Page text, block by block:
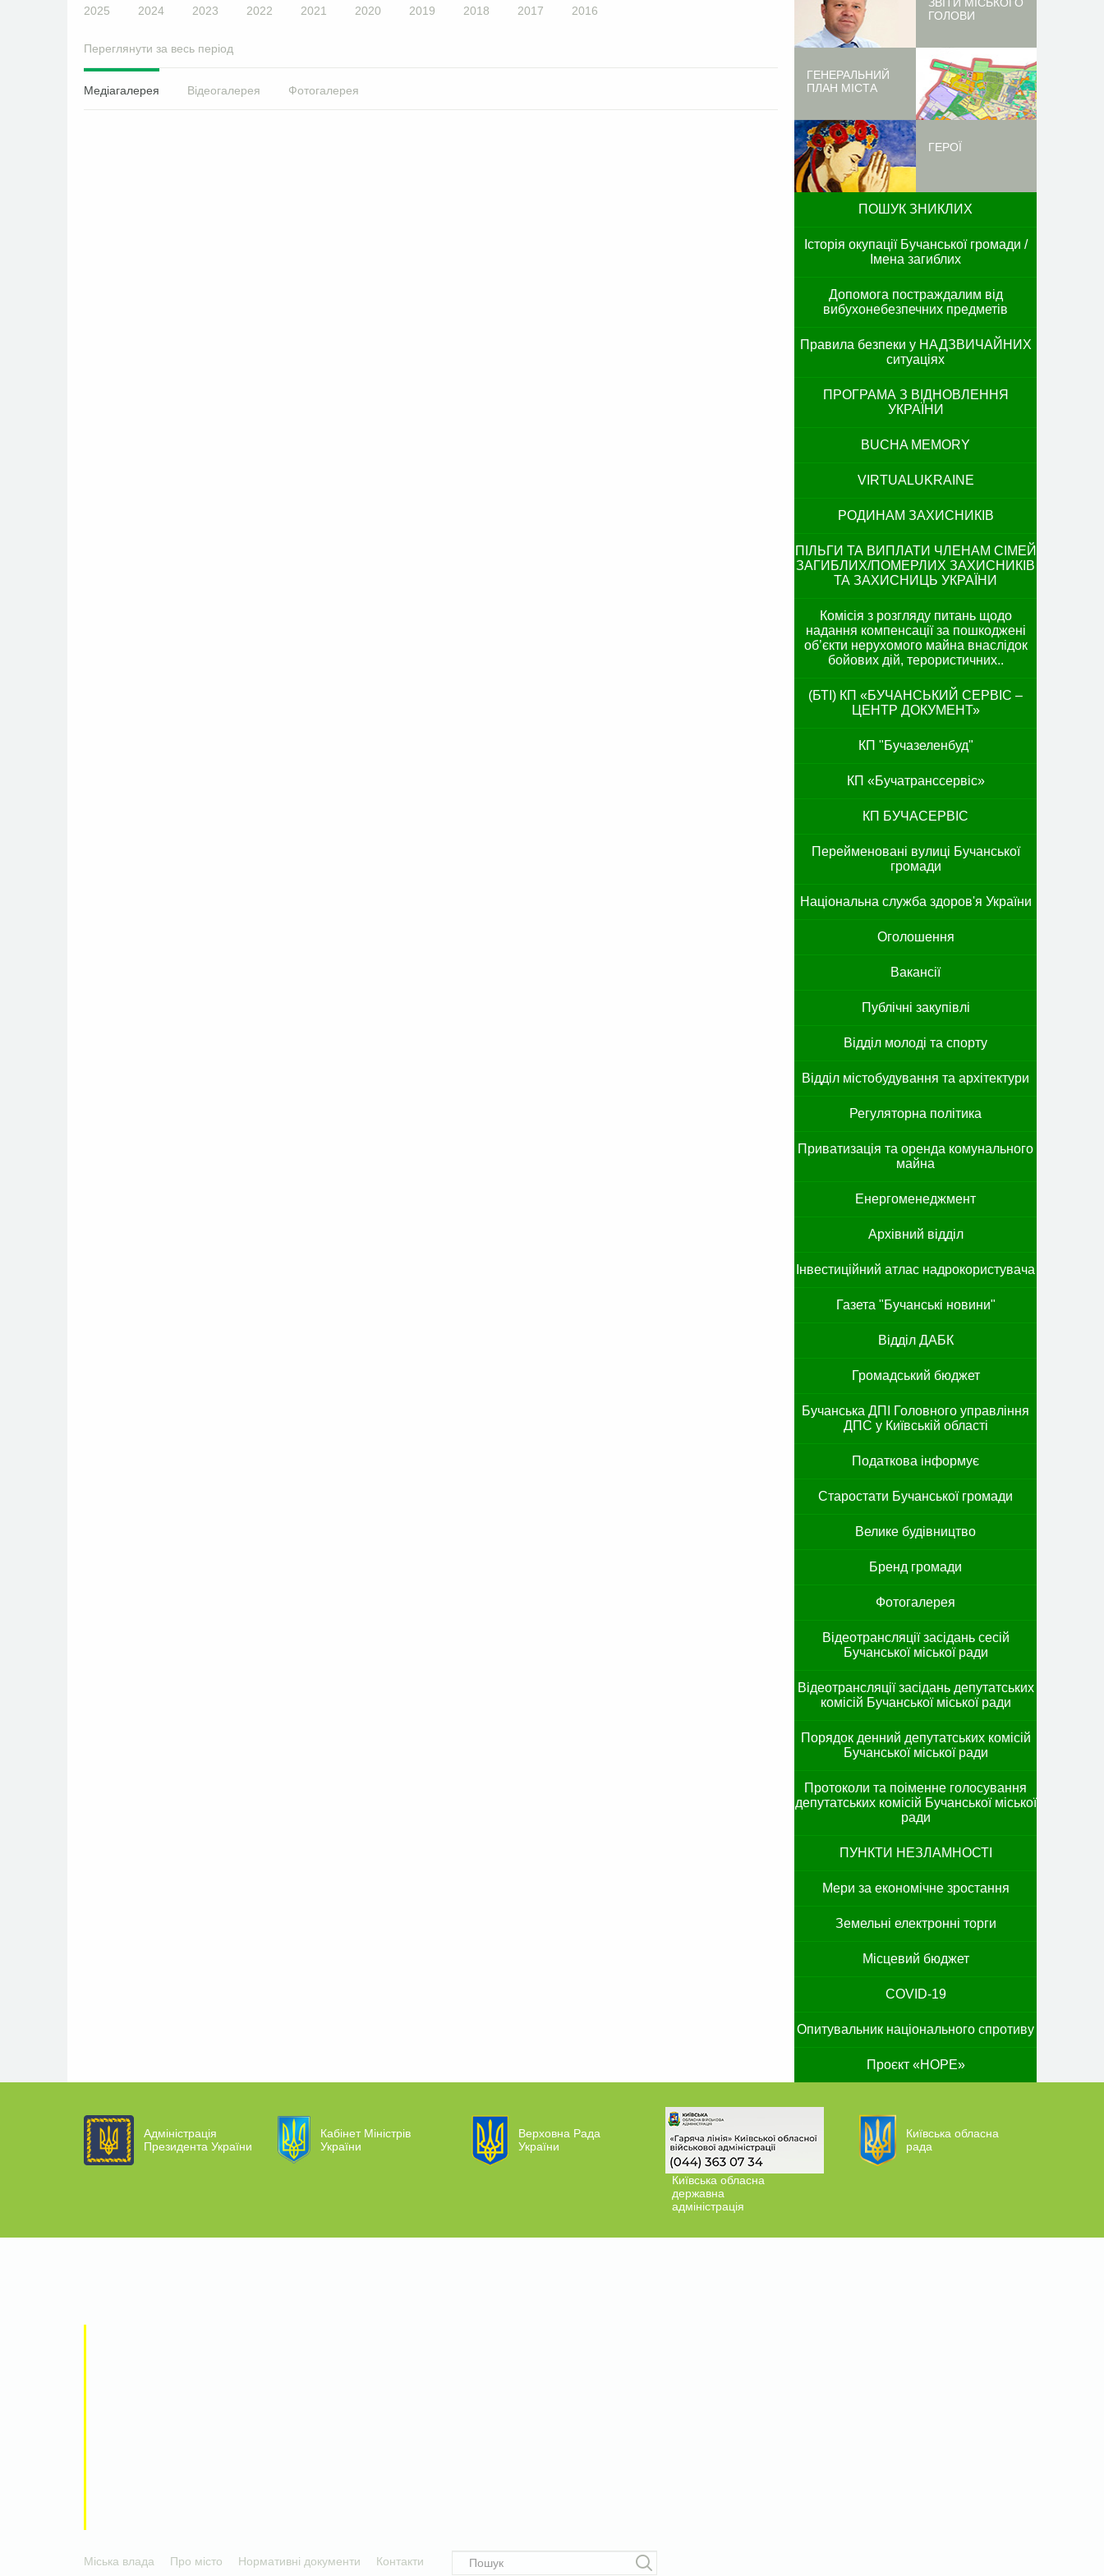
2025 2024 2023 2022 2021 2020 2019 2018 2017 2016
Переглянути за весь період
Медіагалерея Відеогалерея Фотогалерея
ГОЛОВИ
ГЕНЕРАЛЬНИЙ
ПЛАН МІСТА
ГЕРОЇ
ПОШУК ЗНИКЛИХ
Історія окупації Бучанської громади /
Імена загиблих
Допомога постраждалим від
вибухонебезпечних предметів
Правила безпеки у НАДЗВИЧАЙНИХ
ситуаціях
ПРОГРАМА З ВІДНОВЛЕННЯ
УКРАЇНИ
BUCHA MEMORY
VIRTUALUKRAINE
РОДИНАМ ЗАХИСНИКІВ
ПІЛЬГИ ТА ВИПЛАТИ ЧЛЕНАМ СІМЕЙ
ЗАГИБЛИХ/ПОМЕРЛИХ ЗАХИСНИКІВ
ТА ЗАХИСНИЦЬ УКРАЇНИ
Комісія з розгляду питань щодо
надання компенсації за пошкоджені
об’єкти нерухомого майна внаслідок
бойових дій, терористичних..
(БТІ) КП «БУЧАНСЬКИЙ СЕРВІС –
ЦЕНТР ДОКУМЕНТ»
КП "Бучазеленбуд"
КП «Бучатранссервіс»
КП БУЧАСЕРВІС
Перейменовані вулиці Бучанської
громади
Національна служба здоров'я України
Оголошення
Вакансії
Публічні закупівлі
Відділ молоді та спорту
Відділ містобудування та архітектури
Регуляторна політика
Приватизація та оренда комунального
майна
Енергоменеджмент
Архівний відділ
Інвестиційний атлас надрокористувача
Газета "Бучанські новини"
Відділ ДАБК
Громадський бюджет
Бучанська ДПІ Головного управління
ДПС у Київській області
Податкова інформує
Старостати Бучанської громади
Велике будівництво
Бренд громади
Фотогалерея
Відеотрансляції засідань сесій
Бучанської міської ради
Відеотрансляції засідань депутатських
комісій Бучанської міської ради
Порядок денний депутатських комісій
Бучанської міської ради
Протоколи та поіменне голосування
депутатських комісій Бучанської міської
ради
ПУНКТИ НЕЗЛАМНОСТІ
Мери за економічне зростання
Земельні електронні торги
Місцевий бюджет
COVID-19
Опитувальник національного спротиву
Проєкт «HOPE»
Адміністрація
Президента України
Кабінет Міністрів
України
Верховна Рада
України
Київська обласна
державна
адміністрація
Київська обласна
рада
Міська влада Про місто Нормативні документи Контакти